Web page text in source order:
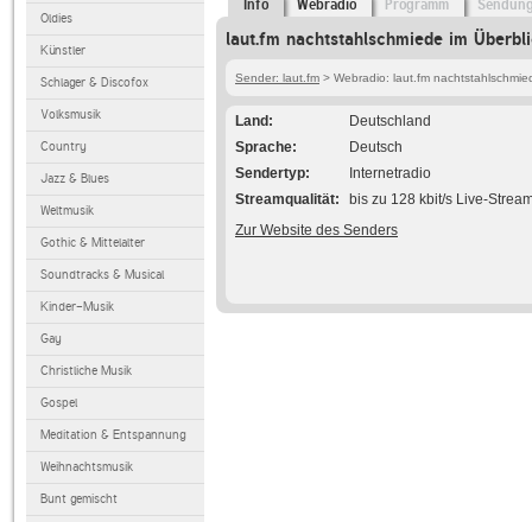
Oldies
Künstler
Schlager & Discofox
Volksmusik
Country
Jazz & Blues
Weltmusik
Gothic & Mittelalter
Soundtracks & Musical
Kinder-Musik
Gay
Christliche Musik
Gospel
Meditation & Entspannung
Weihnachtsmusik
Bunt gemischt
Info Webradio Programm
laut.fm nachtstahlschmiede im
Sender: laut.fm > Webradio: laut.fm
Land
Deutschland
Sprache
Deutsch
Sendertyp
Internetradio
Streamqualität
bis zu 128 kbit/s Live-
Zur Website des Senders